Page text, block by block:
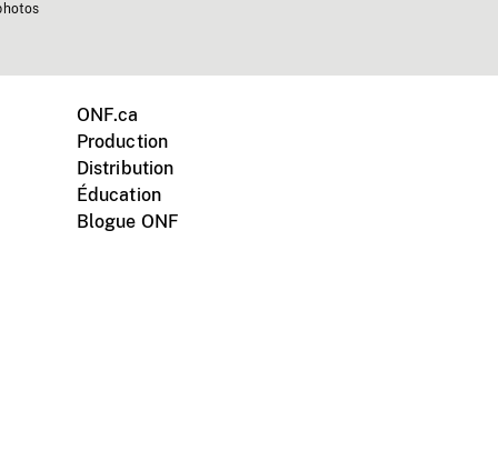
ONF.ca
Production
Distribution
Éducation
Blogue ONF